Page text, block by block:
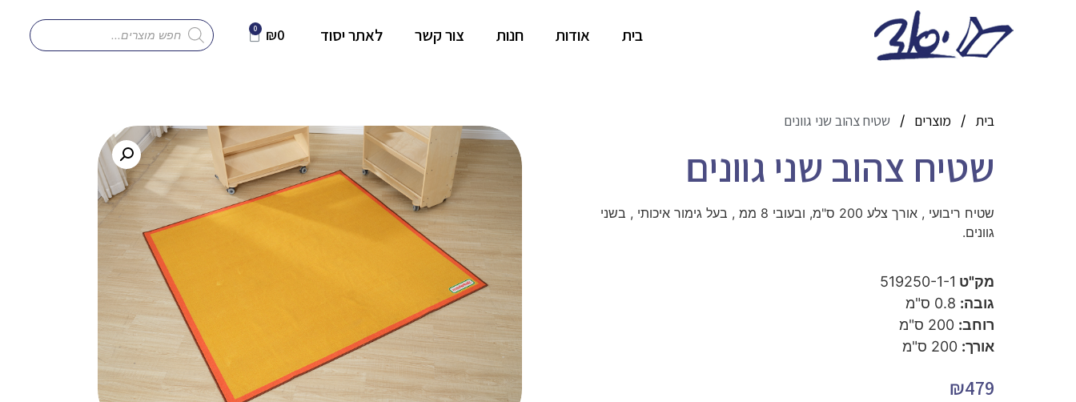
בית אודות חנות צור קשר לאתר יסוד ₪0
בית / מוצרים / שטיח צהוב שני גוונים
שטיח צהוב שני גוונים
שטיח ריבועי , אורך צלע 200 ס"מ, ובעובי 8 ממ , בעל גימור איכותי , בשני
גוונים.
מק"ט 519250-1-1
גובה:
רוחב:
אורך:
₪479